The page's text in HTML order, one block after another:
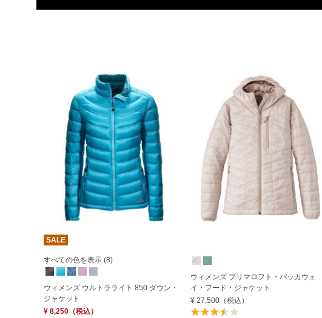
SALE
すべての色を表示 (8)
ウィメンズ ウルトラライト 850 ダウン・
ジャケット
¥ 8,250 （税込）
ウィメンズ プリマロフト・パッカウェ
イ・フード・ジャケット
¥ 27,500 （税込）